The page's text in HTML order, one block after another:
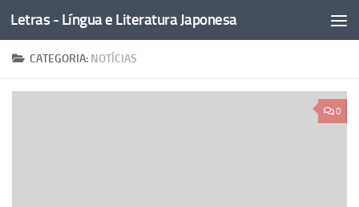
Skip to content
Letras - Língua e Literatura Japonesa
CATEGORIA: NOTÍCIAS
0